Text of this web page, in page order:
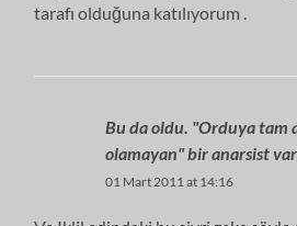
tarafı olduğuna katılıyorum .
Bu da oldu. "Orduya tam
olamayan" bir anarsist var
01 Mart 2011 at 14:16